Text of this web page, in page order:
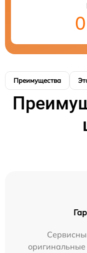
Преимущества
оригинальные